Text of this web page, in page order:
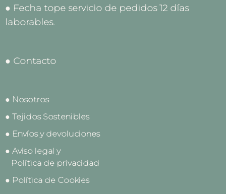
● Fecha tope servicio de pedidos 12 días
laborables.
● Contacto
● Nosotros
● Tejidos Sostenibles
● Envíos y devoluciones
● Aviso legal y
Política de privacidad
● Política de Cookies